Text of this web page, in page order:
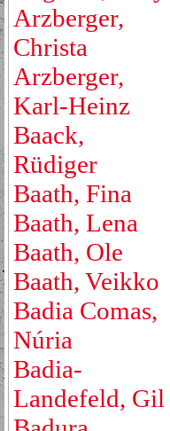
Arzberger,
Christa
Arzberger,
Karl-Heinz
Baack,
Rüdiger
Baath, Fina
Baath, Lena
Baath, Ole
Baath, Veikko
Badia Comas,
Núria
Badia-
Landefeld, Gil